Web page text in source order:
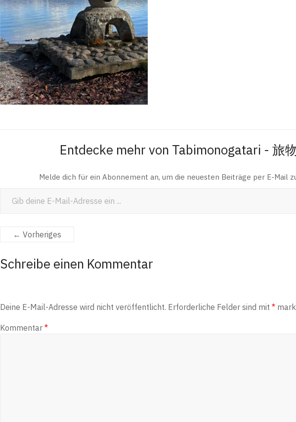
Entdecke mehr von Tabimonogatari - 旅
Melde dich für ein Abonnement an, um die neuesten Beiträge per E-Mail
← Vorheriges
Schreibe einen Kommentar
Deine E-Mail-Adresse wird nicht veröffentlicht. Erforderliche Felder sind mit *
Kommentar *